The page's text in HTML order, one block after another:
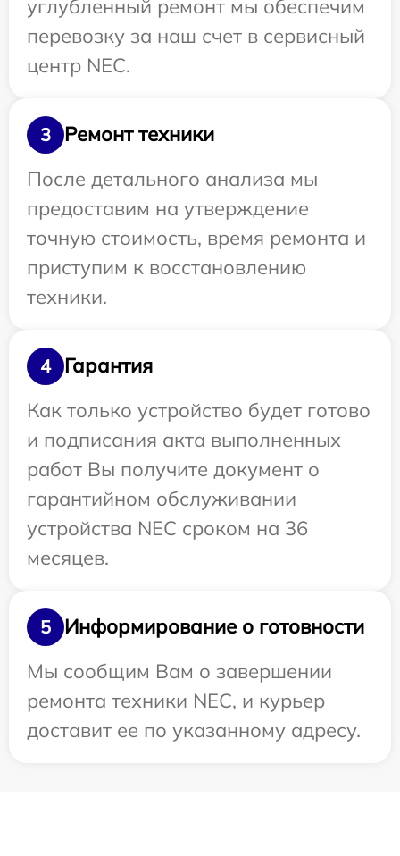
углубленный ремонт мы обеспечим
перевозку за наш счет в сервисный
центр NEC.
3
Ремонт техники
После детального анализа мы
предоставим на утверждение
точную стоимость, время ремонта и
приступим к восстановлению
техники.
4
Гарантия
Как только устройство будет готово
и подписания акта выполненных
работ Вы получите документ о
гарантийном обслуживании
устройства NEC сроком на 36
месяцев.
5
Информирование о готовности
Мы сообщим Вам о завершении
ремонта техники NEC, и курьер
доставит ее по указанному адресу.